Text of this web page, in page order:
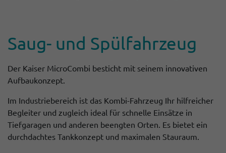
Saug- und Spül­fahr­zeug
Der Kaiser MicroCombi besticht mit seinem innovativen
Aufbaukonzept.
Im Industriebereich ist das Kombi-Fahrzeug Ihr hilfreicher
Begleiter und zugleich ideal für schnelle Einsätze in
Tiefgaragen und anderen beengten Orten. Es bietet ein
durchdachtes Tankkonzept und maximalen Stauraum.